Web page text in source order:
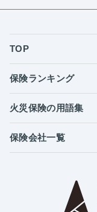
TOP
保険ランキング
火災保険の用語集
保険会社一覧